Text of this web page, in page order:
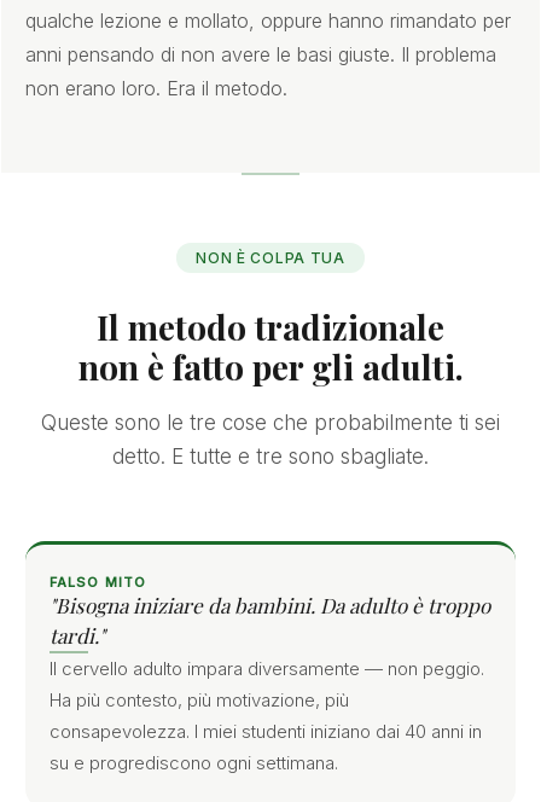
qualche lezione e mollato, oppure hanno rimandato per
anni pensando di non avere le basi giuste. Il problema
non erano loro. Era il metodo.
NON È COLPA TUA
Il metodo tradizionale
non è fatto per gli adulti.
Queste sono le tre cose che probabilmente ti sei
detto. E tutte e tre sono sbagliate.
FALSO MITO
"Bisogna iniziare da bambini. Da adulto è troppo
tardi."
Il cervello adulto impara diversamente — non peggio.
Ha più contesto, più motivazione, più
consapevolezza. I miei studenti iniziano dai 40 anni in
su e progrediscono ogni settimana.